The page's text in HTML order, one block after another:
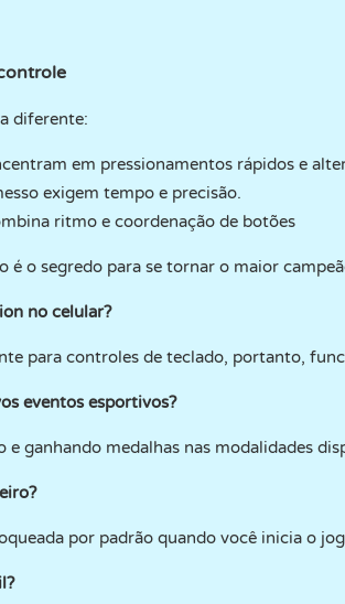
diferente:
em pressionamentos rápidos e
exigem tempo e precisão.
ritmo e coordenação de botões
é o segredo para se tornar o maior
no celular?
para controles de teclado, portanto,
eventos esportivos?
e ganhando medalhas nas modalidades
por padrão quando você inicia o